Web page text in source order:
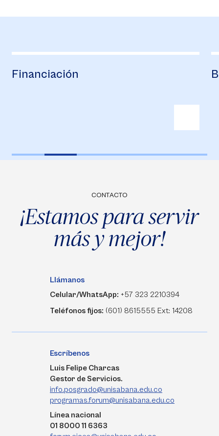
Financiación
CONTACTO
¡Estamos para servir
más y mejor!
Llámanos
Celular/WhatsApp: +57 323 2210394
Teléfonos fijos: (601) 8615555 Ext: 14208
Escríbenos
Luis Felipe Charcas
Gestor de Servicios.
info.posgrado@unisabana.edu.co
programas.forum@unisabana.edu.co
Línea nacional
01 8000 11 6363